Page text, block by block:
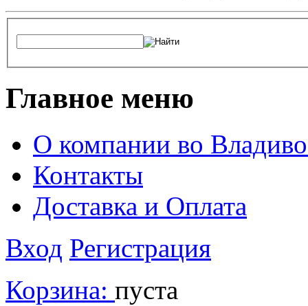
Главное меню
О компании во
Контакты
Доставка и Оплата
Вход Регистрация
Корзина: пуста